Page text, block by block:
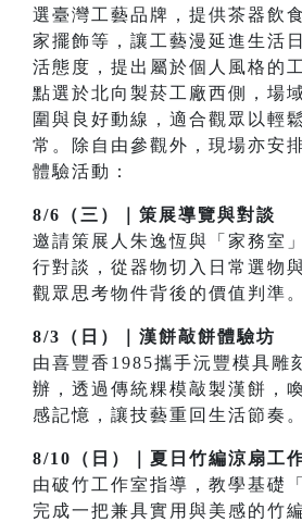
選臺灣工藝品牌，提供茶器飲
家擺飾等，讓工藝漫延進生活
活態度，提出屬於個人風格的
點選於北向製菸工廠西側，場
圍與良好動線，適合觀眾以輕
常。除自由參觀外，現場亦安
體驗活動：
8/6（三）｜策展導覽與對談
邀請策展人朱逸恆與「家務室
行對談，從器物切入日常選物
觀眾思考物件背後的價值判準。
8/3（日）｜漢餅敲餅體驗坊
由喜豐香1985攜手沅豐模具雕
辦，透過傳統粿模敲製漢餅，
感記憶，讓技藝重回生活節奏。
8/10（日）｜夏日竹編涼扇工
由破竹工作室指導，教學基礎
完成一把兼具實用與美感的竹